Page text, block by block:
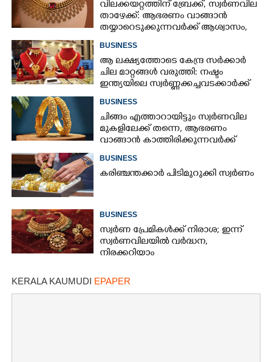
വിലക്കയറ്റത്തിന് ബ്രേക്ക്, സ്വർണവില
താഴേക്ക്: ആഭരണം വാങ്ങാൻ
തയ്യാറെടുക്കുന്നവർക്ക് ആശ്വാസം,
BUSINESS
ആ ലക്ഷ്യത്തോടെ കേന്ദ്ര സർക്കാർ
ചില മാറ്റങ്ങൾ വരുത്തി: നഷ്ടം
ഇന്ത്യയിലെ സ്വർണ്ണക്കച്ചവടക്കാർക്ക്
BUSINESS
ചിങ്ങം എത്താറായിട്ടും സ്വർണവില
മുകളിലേക്ക് തന്നെ,​ ആഭരണം
വാങ്ങാൻ കാത്തിരിക്കുന്നവർക്ക്
BUSINESS
ക​രി​ഞ്ചന്തക്കാർ പിടിമുറുക്കി സ്വർണം
BUSINESS
സ്വർണ പ്രേമികൾക്ക് നിരാശ; ഇന്ന്
സ്വർണവിലയിൽ വർദ്ധന,
നിരക്കറിയാം
KERALA KAUMUDI EPAPER